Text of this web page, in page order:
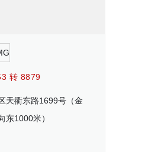
转 8879
天衢东路1699号（金
东1000米）